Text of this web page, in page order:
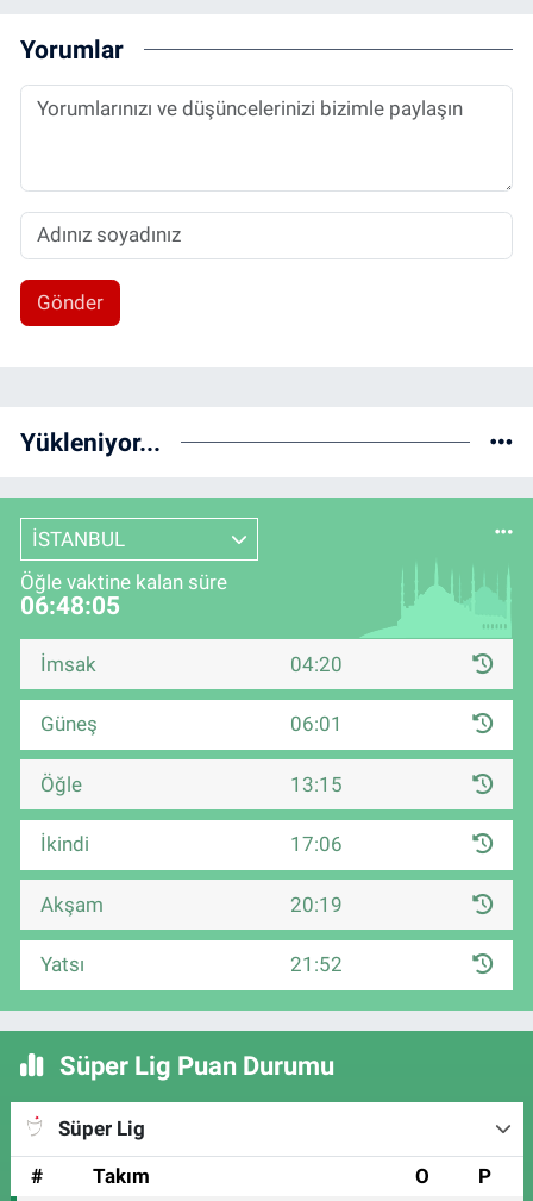
Yorumlar
Gönder
Yükleniyor...
İSTANBUL
Öğle vaktine kalan süre
06:48:04
İmsak 04:20
Güneş 06:01
Öğle 13:15
İkindi 17:06
Akşam 20:19
Yatsı 21:52
Süper Lig Puan Durumu
Süper Lig
#
Takım O P